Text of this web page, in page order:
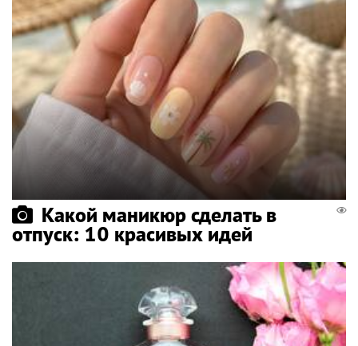
Какой маникюр сделать в
отпуск: 10 красивых идей